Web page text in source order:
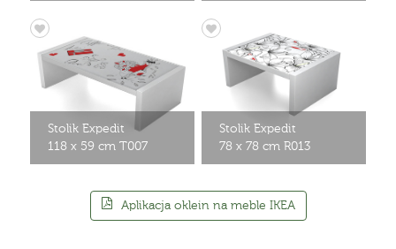
Stolik Expedit
118 x 59 cm T007
Stolik Expedit
78 x 78 cm R013
Aplikacja oklein na meble IKEA